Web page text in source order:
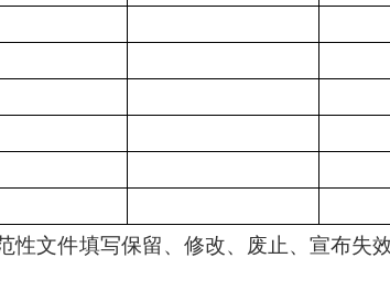
文件填写保留、修改、废止、宣布失